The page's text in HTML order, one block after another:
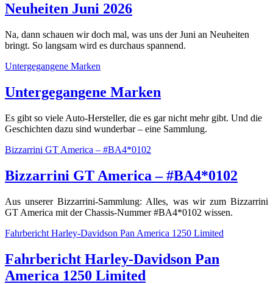
Neuheiten Juni 2026
Na, dann schauen wir doch mal, was uns der Juni an Neuheiten
bringt. So langsam wird es durchaus spannend.
Untergegangene Marken
Untergegangene Marken
Es gibt so viele Auto-Hersteller, die es gar nicht mehr gibt. Und die
Geschichten dazu sind wunderbar – eine Sammlung.
Bizzarrini GT America – #BA4*0102
Bizzarrini GT America – #BA4*0102
Aus unserer Bizzarrini-Sammlung: Alles, was wir zum Bizzarrini
GT America mit der Chassis-Nummer #BA4*0102 wissen.
Fahrbericht Harley-Davidson Pan America 1250 Limited
Fahrbericht Harley-Davidson Pan
America 1250 Limited